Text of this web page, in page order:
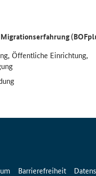
Öffentliche Einrichtung,
Barrierefreiheit